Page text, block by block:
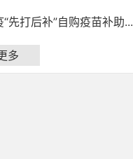
先打后补”自购疫苗补助...
多